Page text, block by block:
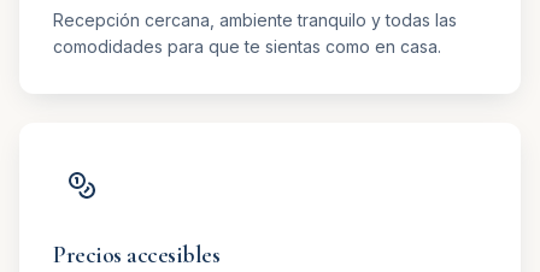
Recepción cercana, ambiente tranquilo y todas las
comodidades para que te sientas como en casa.
Precios accesibles